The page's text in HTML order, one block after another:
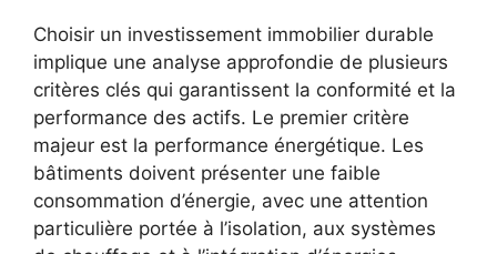
Choisir un investissement immobilier durable
implique une analyse approfondie de plusieurs
critères clés qui garantissent la conformité et la
performance des actifs. Le premier critère
majeur est la performance énergétique. Les
bâtiments doivent présenter une faible
consommation d’énergie, avec une attention
particulière portée à l’isolation, aux systèmes